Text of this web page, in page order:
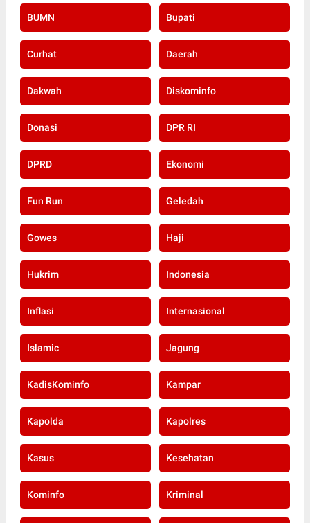
BUMN Bupati
Curhat Daerah
Dakwah Diskominfo
Donasi DPR RI
DPRD Ekonomi
Fun Run Geledah
Gowes Haji
Hukrim Indonesia
Inflasi Internasional
Islamic Jagung
KadisKominfo Kampar
Kapolda Kapolres
Kasus Kesehatan
Kominfo Kriminal